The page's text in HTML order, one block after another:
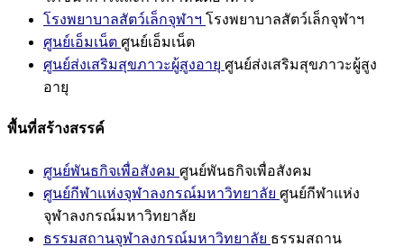
โรงพยาบาลสัตว์เล็กจุฬาฯ โรงพยาบาลสัตว์เล็กจุฬาฯ
ศูนย์เอ็มเน็ต ศูนย์เอ็มเน็ต
ศูนย์ส่งเสริมสุขภาวะผู้สูงอายุ ศูนย์ส่งเสริมสุขภาวะผู้สูง
อายุ
พื้นที่สร้างสรรค์
ศูนย์พันธกิจเพื่อสังคม ศูนย์พันธกิจเพื่อสังคม
ศูนย์กีฬาแห่งจุฬาลงกรณ์มหาวิทยาลัย ศูนย์กีฬาแห่ง
จุฬาลงกรณ์มหาวิทยาลัย
ธรรมสถานจุฬาลงกรณ์มหาวิทยาลัย ธรรมสถาน